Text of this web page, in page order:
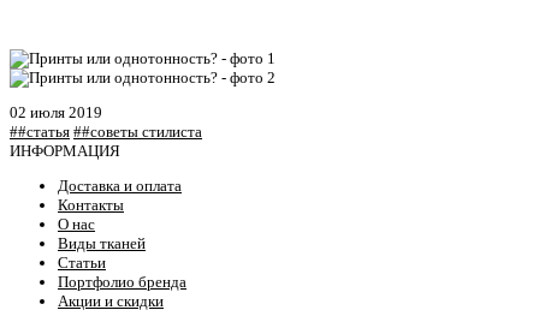
02 июля 2019
##статья ##советы стилиста
ИНФОРМАЦИЯ
Доставка и оплата
Контакты
О нас
Виды тканей
Статьи
Портфолио бренда
Акции и скидки